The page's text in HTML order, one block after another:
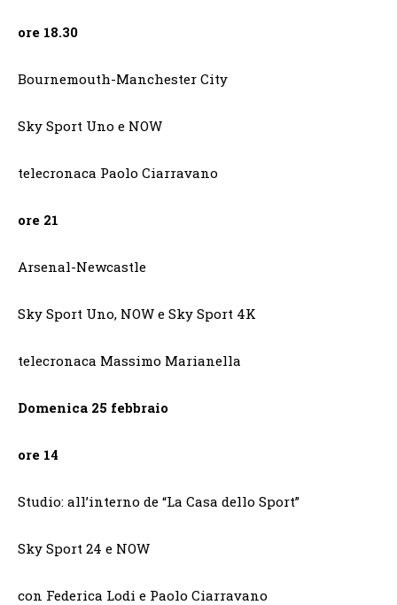
ore 18.30
Bournemouth-Manchester City
Sky Sport Uno e NOW
telecronaca Paolo Ciarravano
ore 21
Arsenal-Newcastle
Sky Sport Uno, NOW e Sky Sport 4K
telecronaca Massimo Marianella
Domenica 25 febbraio
ore 14
Studio: all’interno de “La Casa dello Sport”
Sky Sport 24 e NOW
con Federica Lodi e Paolo Ciarravano